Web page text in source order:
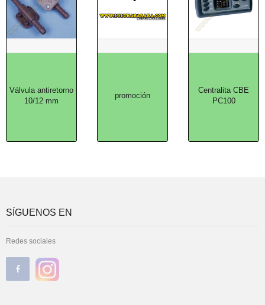
Válvula antiretorno
10/12 mm
promoción
Centralita CBE
PC100
SÍGUENOS EN
Redes sociales